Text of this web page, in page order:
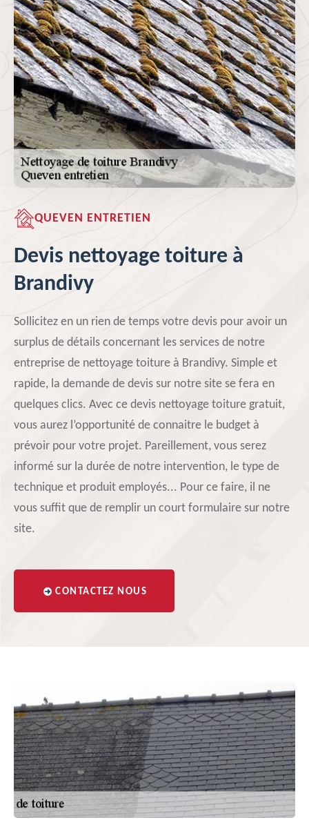
QUEVEN ENTRETIEN
Devis nettoyage toiture à
Brandivy
Sollicitez en un rien de temps votre devis pour avoir un
surplus de détails concernant les services de notre
entreprise de nettoyage toiture à Brandivy. Simple et
rapide, la demande de devis sur notre site se fera en
quelques clics. Avec ce devis nettoyage toiture gratuit,
vous aurez l’opportunité de connaitre le budget à
prévoir pour votre projet. Pareillement, vous serez
informé sur la durée de notre intervention, le type de
technique et produit employés... Pour ce faire, il ne
vous suffit que de remplir un court formulaire sur notre
site.
CONTACTEZ NOUS